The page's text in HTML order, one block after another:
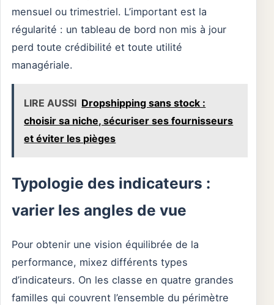
mensuel ou trimestriel. L’important est la
régularité : un tableau de bord non mis à jour
perd toute crédibilité et toute utilité
managériale.
LIRE AUSSI Dropshipping sans stock :
choisir sa niche, sécuriser ses fournisseurs
et éviter les pièges
Typologie des indicateurs :
varier les angles de vue
Pour obtenir une vision équilibrée de la
performance, mixez différents types
d’indicateurs. On les classe en quatre grandes
familles qui couvrent l’ensemble du périmètre